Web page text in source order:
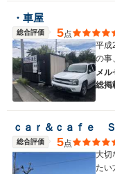
・車屋
総合評価 5点
平成
の事
メル
総掲
ｃａｒ＆ｃａｆｅ
総合評価 5点
大切
たい